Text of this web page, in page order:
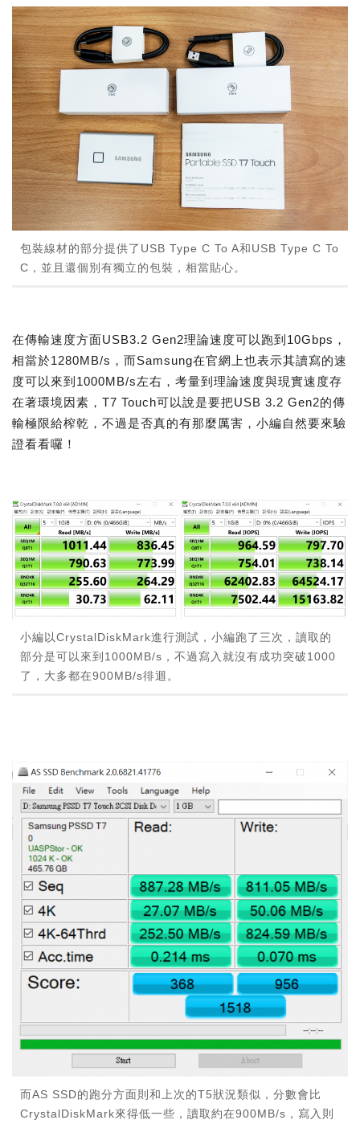
包裝線材的部分提供了USB Type C To A和USB Type C To
C，並且還個別有獨立的包裝，相當貼心。
在傳輸速度方面USB3.2 Gen2理論速度可以跑到10Gbps，
相當於1280MB/s，而Samsung在官網上也表示其讀寫的速
度可以來到1000MB/s左右，考量到理論速度與現實速度存
在著環境因素，T7 Touch可以說是要把USB 3.2 Gen2的傳
輸極限給榨乾，不過是否真的有那麼厲害，小編自然要來驗
證看看囉！
小編以CrystalDiskMark進行測試，小編跑了三次，讀取的
部分是可以來到1000MB/s，不過寫入就沒有成功突破1000
了，大多都在900MB/s徘迴。
而AS SSD的跑分方面則和上次的T5狀況類似，分數會比
CrystalDiskMark來得低一些，讀取約在900MB/s，寫入則